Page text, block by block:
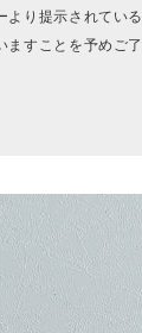
より提示されている
ますことを予めご了